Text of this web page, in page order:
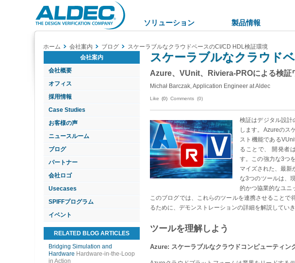
Aldec
Logo
ソリューション 製品情報
ホーム 会社案内 ブログ
スケーラブルなクラウドベースのCI/CD HDL検証環境
会社案内
会社概要
オフィス
採用情報
Case Studies
お客様の声
ニュースルーム
ブログ
パートナー
会社ロゴ
Usecases
SPIFFプログラム
イベント
RELATED BLOG ARTICLES
Bridging Simulation and
Hardware Hardware-in-the-Loop
in Action
スケーラブルなクラウド
Azure、VUnit、Riviera-PROによる検証
Michał Barczak, Application Engineer at Aldec
Like (0) Comments (0)
検証はデジタル設計
します。Azureのス
スト機能である
ることで、 開発者
す。この強力な3つ
マイズされた、最新
な3つのツールは、
的かつ協業的なユニ
このブログでは、これらのツールを連携させること
るために、デモンストレーションの詳細を解説してい
ツールを理解しよう
Azure: スケーラブルなクラウドコンピューティン